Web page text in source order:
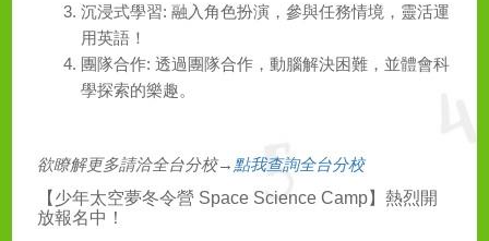
沉浸式學習: 融入角色扮演，參與任務情境，靈活運
用英語！
團隊合作: 透過團隊合作，動腦解決困難，並體會科
學探索的樂趣。
欲瞭解更多請洽全台分校→ 點我查詢全台分校
【少年太空夢冬令營 Space Science Camp】熱烈開
放報名中！